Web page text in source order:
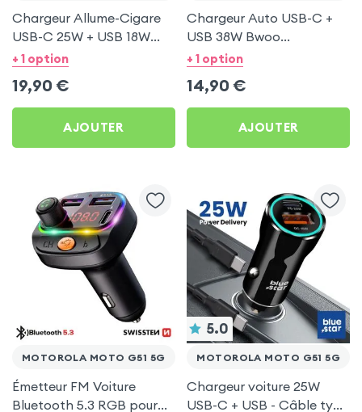
Chargeur Allume-Cigare
USB-C 25W + USB 18W
Bwoo pour Motorola
+ 1 option
19,90 €
AJOUTER
Chargeur Auto USB-C +
USB 38W Bwoo
Transparent pour
+ 1 option
14,90 €
AJOUTER
MOTOROLA MOTO G51 5G
Émetteur FM Voiture
Bluetooth 5.3 RGB pour
5.0
MOTOROLA MOTO G51 5G
Chargeur voiture 25W
USB-C + USB - Câble type